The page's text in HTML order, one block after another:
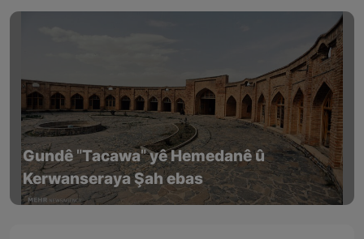
Gundê "Tacawa" yê Hemedanê û
Kerwanseraya Şah ebas